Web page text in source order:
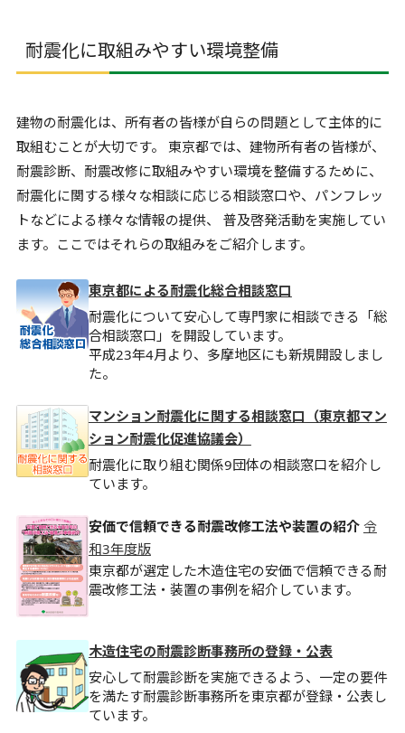
耐震化に取組みやすい環境整備
建物の耐震化は、所有者の皆様が自らの問題として主体的に
取組むことが大切です。 東京都では、建物所有者の皆様が、
耐震診断、耐震改修に取組みやすい環境を整備するために、
耐震化に関する様々な相談に応じる相談窓口や、パンフレッ
トなどによる様々な情報の提供、 普及啓発活動を実施してい
ます。ここではそれらの取組みをご紹介します。
東京都による耐震化総合相談窓口
耐震化について安心して専門家に相談できる「総
合相談窓口」を開設しています。
平成23年4月より、多摩地区にも新規開設しまし
た。
マンション耐震化に関する相談窓口（東京都マン
ション耐震化促進協議会）
耐震化に取り組む関係9団体の相談窓口を紹介し
ています。
安価で信頼できる耐震改修工法や装置の紹介 令
和3年度版
東京都が選定した木造住宅の安価で信頼できる耐
震改修工法・装置の事例を紹介しています。
木造住宅の耐震診断事務所の登録・公表
安心して耐震診断を実施できるよう、一定の要件
を満たす耐震診断事務所を東京都が登録・公表し
ています。